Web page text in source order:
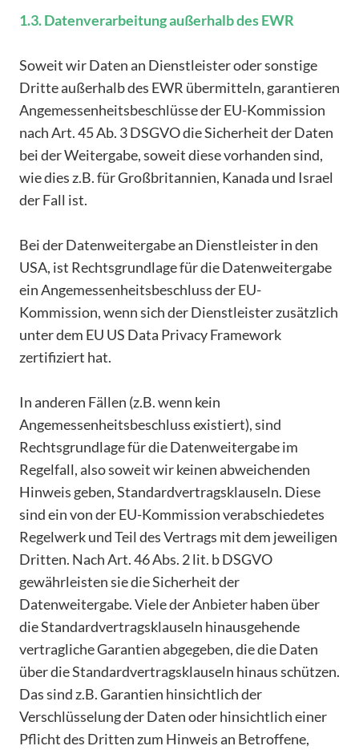
1.3. Datenverarbeitung außerhalb des EWR
Soweit wir Daten an Dienstleister oder sonstige
Dritte außerhalb des EWR übermitteln, garantieren
Angemessenheitsbeschlüsse der EU-Kommission
nach Art. 45 Ab. 3 DSGVO die Sicherheit der Daten
bei der Weitergabe, soweit diese vorhanden sind,
wie dies z.B. für Großbritannien, Kanada und Israel
der Fall ist.
Bei der Datenweitergabe an Dienstleister in den
USA, ist Rechtsgrundlage für die Datenweitergabe
ein Angemessenheitsbeschluss der EU-
Kommission, wenn sich der Dienstleister zusätzlich
unter dem EU US Data Privacy Framework
zertifiziert hat.
In anderen Fällen (z.B. wenn kein
Angemessenheitsbeschluss existiert), sind
Rechtsgrundlage für die Datenweitergabe im
Regelfall, also soweit wir keinen abweichenden
Hinweis geben, Standardvertragsklauseln. Diese
sind ein von der EU-Kommission verabschiedetes
Regelwerk und Teil des Vertrags mit dem jeweiligen
Dritten. Nach Art. 46 Abs. 2 lit. b DSGVO
gewährleisten sie die Sicherheit der
Datenweitergabe. Viele der Anbieter haben über
die Standardvertragsklauseln hinausgehende
vertragliche Garantien abgegeben, die die Daten
über die Standardvertragsklauseln hinaus schützen.
Das sind z.B. Garantien hinsichtlich der
Verschlüsselung der Daten oder hinsichtlich einer
Pflicht des Dritten zum Hinweis an Betroffene,